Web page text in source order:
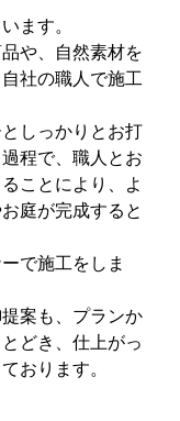
ます。
や、自然素材を
社の職人で施工
しっかりとお打
程で、職人とお
ことにより、よ
庭が完成すると
で施工をしま
案も、プランか
どき、仕上がっ
おります。